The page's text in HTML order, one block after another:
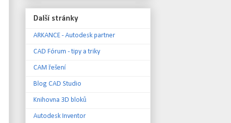
Další stránky
ARKANCE - Autodesk partner
CAD Fórum - tipy a triky
CAM řešení
Blog CAD Studio
Knihovna 3D bloků
Autodesk Inventor